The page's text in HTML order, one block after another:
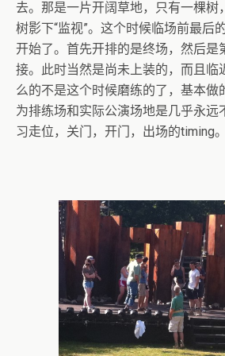
去。那是一片开阔草地，只有一棵树
树影下“监视”。这个时候临场前最后
开始了。首先开排的是终场，然后是
接。此时当然是尚未上装的，而且临
么的不是这个时候磨练的了，基本做
为排练场和实际公演场地是几乎永远
习走位，关门，开门，出场的timing。